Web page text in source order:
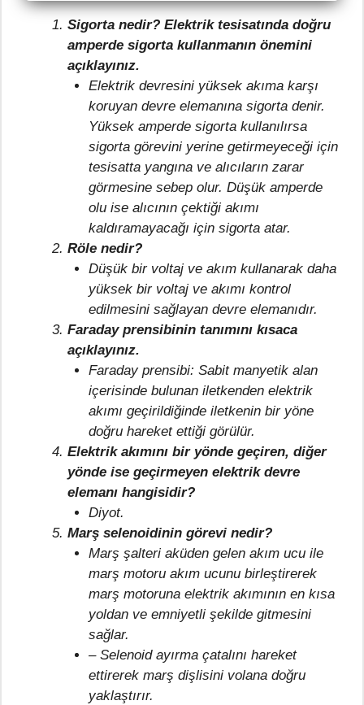
Sigorta nedir? Elektrik tesisatında doğru
amperde sigorta kullanmanın önemini
açıklayınız.
Elektrik devresini yüksek akıma karşı
koruyan devre elemanına sigorta denir.
Yüksek amperde sigorta kullanılırsa
sigorta görevini yerine getirmeyeceği için
tesisatta yangına ve alıcıların zarar
görmesine sebep olur. Düşük amperde
olu ise alıcının çektiği akımı
kaldıramayacağı için sigorta atar.
Röle nedir?
Düşük bir voltaj ve akım kullanarak daha
yüksek bir voltaj ve akımı kontrol
edilmesini sağlayan devre elemanıdır.
Faraday prensibinin tanımını kısaca
açıklayınız.
Faraday prensibi: Sabit manyetik alan
içerisinde bulunan iletkenden elektrik
akımı geçirildiğinde iletkenin bir yöne
doğru hareket ettiği görülür.
Elektrik akımını bir yönde geçiren, diğer
yönde ise geçirmeyen elektrik devre
elemanı hangisidir?
Diyot.
Marş selenoidinin görevi nedir?
Marş şalteri aküden gelen akım ucu ile
marş motoru akım ucunu birleştirerek
marş motoruna elektrik akımının en kısa
yoldan ve emniyetli şekilde gitmesini
sağlar.
– Selenoid ayırma çatalını hareket
ettirerek marş dişlisini volana doğru
yaklaştırır.